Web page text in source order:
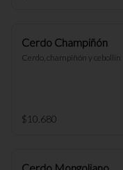
Cerdo Champiñón
Cerdo, champiñón y cebollín
$10.680